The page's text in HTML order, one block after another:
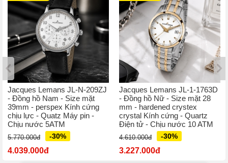
Jacques Lemans JL-N-209ZJ
- Đồng hồ Nam - Size mặt
39mm - perspex Kính cứng
chịu lực - Quatz Máy pin -
Chịu nước 5ATM
5.770.000đ -30%
4.039.000đ
Jacques Lemans JL-1-1763D
- Đồng hồ Nữ - Size mặt 28
mm - hardened crystex
crystal Kính cứng - Quartz
Điện tử - Chịu nước 10 ATM
4.610.000đ -30%
3.227.000đ